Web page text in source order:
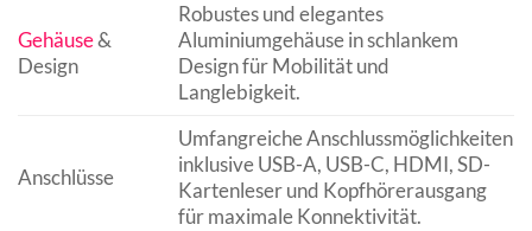
Gehäuse&
Design
Robustes und elegantes
Aluminiumgehäuse in schlankem
Design für Mobilität und
Langlebigkeit.
Anschlüsse
Umfangreiche Anschlussmöglichkeiten
inklusive USB-A, USB-C, HDMI, SD-
Kartenleser und Kopfhörerausgang
für maximale Konnektivität.